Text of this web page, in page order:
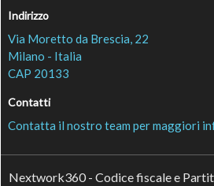
Indirizzo
Via Moretto da Brescia, 22
Milano - Italia
CAP 20133
Contatti
Contatta il nostro team per maggiori
Nextwork360 - Codice fiscale e